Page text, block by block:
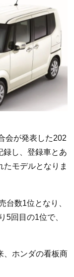
会が発表した202
録し、登録車とあ
モデルとなりま
台数1位となり、
5回目の1位で、
、ホンダの看板商